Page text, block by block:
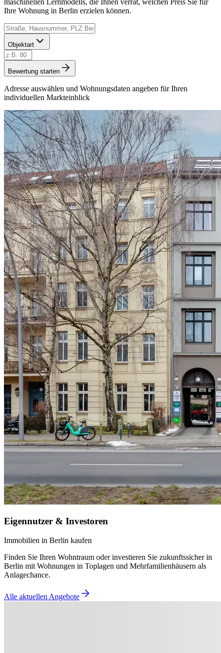
maschinellen Lernmodells, die Ihnen verrät, welchen Preis Sie für
Ihre Wohnung in Berlin erzielen können.
Objektart
Bewertung starten
Adresse auswählen und Wohnungsdaten angeben für Ihren
individuellen Markteinblick
Eigennutzer & Investoren
Immobilien in Berlin kaufen
Finden Sie Ihren Wohntraum oder investieren Sie zukunftssicher in
Berlin mit Wohnungen in Toplagen und Mehrfamilienhäusern als
Anlagechance.
Alle aktuellen Angebote